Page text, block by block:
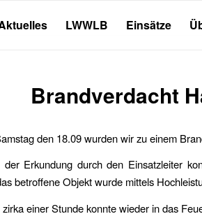
LWWLB Einsätze
Brandverdacht
den 18.09 wurden wir zu einem
der Erkundung durch den Einsatzleiter
betroffene Objekt wurde mittels
zirka einer Stunde konnte wieder in das